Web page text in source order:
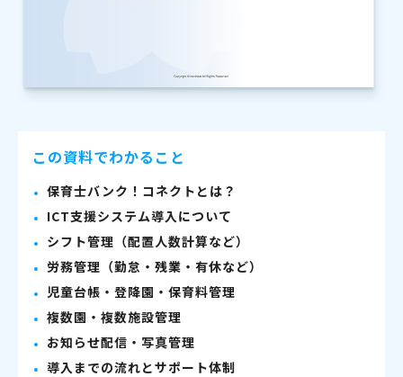
この資料でわかること
保育士バンク！コネクトとは？
ICT支援システム導入について
シフト管理（配置人数計算など）
労務管理（勤怠・残業・有休など）
児童台帳・登降園・保育料管理
複数園・複数施設管理
お知らせ配信・写真管理
導入までの流れとサポート体制